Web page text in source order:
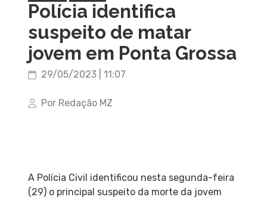
Polícia identifica
suspeito de matar
jovem em Ponta Grossa
29/05/2023 | 11:07
Por Redação MZ
A Polícia Civil identificou nesta segunda-feira
(29) o principal suspeito da morte da jovem